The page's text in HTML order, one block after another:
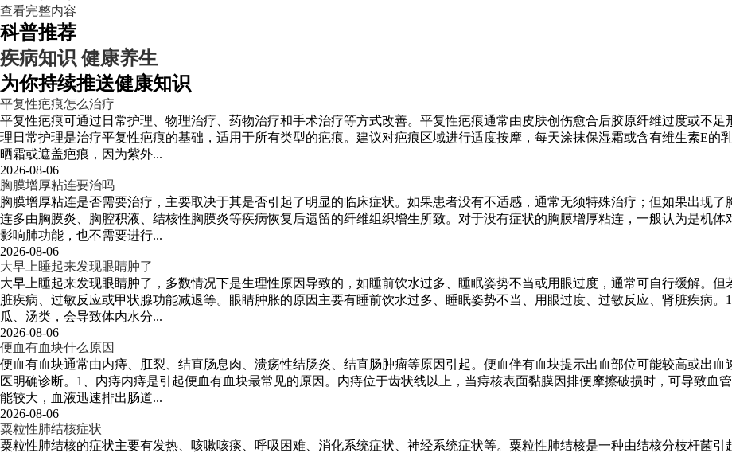
查看完整内容
科普推荐
疾病知识 健康养生
为你持续推送健康知识
平复性疤痕怎么治疗
平复性疤痕可通过日常护理、物理治疗、药物治疗和手术治疗等方式改善。平复性疤痕通常由皮肤创伤愈合后胶原纤维过度或不
理日常护理是治疗平复性疤痕的基础，适用于所有类型的疤痕。建议对疤痕区域进行适度按摩，每天涂抹保湿霜或含有维生素E的
晒霜或遮盖疤痕，因为紫外...
2026-08-06
胸膜增厚粘连要治吗
胸膜增厚粘连是否需要治疗，主要取决于其是否引起了明显的临床症状。如果患者没有不适感，通常无须特殊治疗；但如果出现
连多由胸膜炎、胸腔积液、结核性胸膜炎等疾病恢复后遗留的纤维组织增生所致。对于没有症状的胸膜增厚粘连，一般认为是机
影响肺功能，也不需要进行...
2026-08-06
大早上睡起来发现眼睛肿了
大早上睡起来发现眼睛肿了，多数情况下是生理性原因导致的，如睡前饮水过多、睡眠姿势不当或用眼过度，通常可自行缓解。
脏疾病、过敏反应或甲状腺功能减退等。眼睛肿胀的原因主要有睡前饮水过多、睡眠姿势不当、用眼过度、过敏反应、肾脏疾病
瓜、汤类，会导致体内水分...
2026-08-06
便血有血块什么原因
便血有血块通常由内痔、肛裂、结直肠息肉、溃疡性结肠炎、结直肠肿瘤等原因引起。便血伴有血块提示出血部位可能较高或出
医明确诊断。1、内痔内痔是引起便血有血块最常见的原因。内痔位于齿状线以上，当痔核表面黏膜因排便摩擦破损时，可导致血
能较大，血液迅速排出肠道...
2026-08-06
粟粒性肺结核症状
粟粒性肺结核的症状主要有发热、咳嗽咳痰、呼吸困难、消化系统症状、神经系统症状等。粟粒性肺结核是一种由结核分枝杆菌引